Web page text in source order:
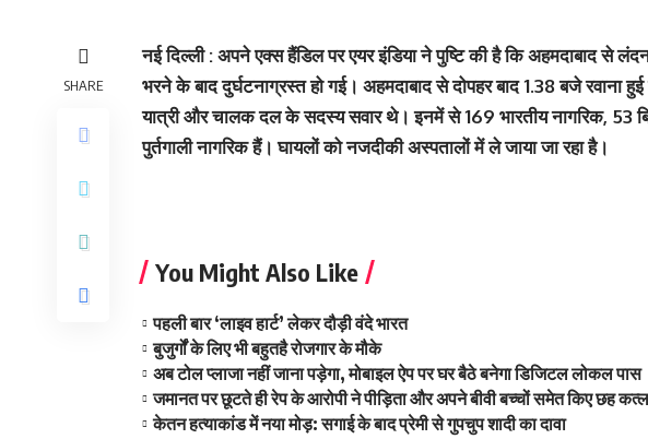
SHARE
नई दिल्‍ली : अपने एक्‍स हैंडिल पर एयर इंडिया ने पुष्टि की है कि अहमदाबाद से
भरने के बाद दुर्घटनाग्रस्त हो गई। अहमदाबाद से दोपहर बाद 1.38 बजे रवाना
यात्री और चालक दल के सदस्य सवार थे। इनमें से 169 भारतीय नागरिक, 53
पुर्तगाली नागरिक हैं। घायलों को नजदीकी अस्पतालों में ले जाया जा रहा है।
You Might Also Like
पहली बार ‘लाइव हार्ट’ लेकर दौड़ी वंदे भारत
बुजुर्गों के लिए भी बहुतहै रोजगार के मौके
अब टोल प्लाजा नहीं जाना पड़ेगा, मोबाइल ऐप पर घर बैठे बनेगा डिजिटल लोकल पास
जमानत पर छूटते ही रेप के आरोपी ने पीड़िता और अपने बीवी बच्चों समेत किए छह
केतन हत्याकांड में नया मोड़: सगाई के बाद प्रेमी से गुपचुप शादी का दावा